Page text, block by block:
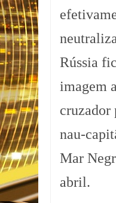
Rússia
imagem
cruzador
nau-
Mar
abril.